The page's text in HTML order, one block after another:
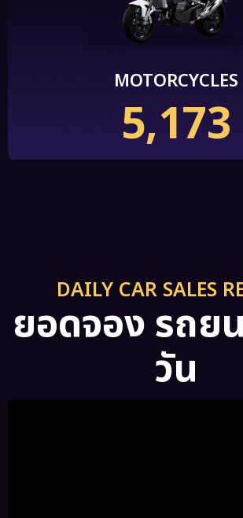
MOTORCYCLES
5,173
DAILY CAR SALES
ยอดจอง รถย
วัน